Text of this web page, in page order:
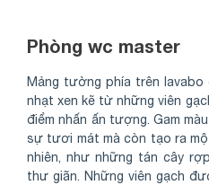
Phòng wc master
Mảng tường phía trên
nhạt xen kẽ từ những viên
điểm nhấn ấn tượng. Gam
sự tươi mát mà còn tạo ra
nhiên, như những tán cây
thư giãn. Những viên gạch